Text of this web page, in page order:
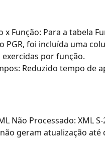
x Função: Para a tabela
PGR, foi incluída uma
por função.
Reduzido tempo de
Não Processado: XML
geram atualização até